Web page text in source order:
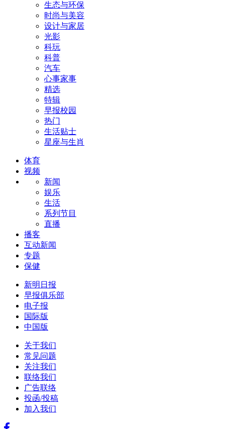
生态与环保
时尚与美容
设计与家居
光影
科玩
科普
汽车
心事家事
精选
特辑
早报校园
热门
生活贴士
星座与生肖
体育
视频
新闻
娱乐
生活
系列节目
直播
播客
互动新闻
专题
保健
新明日报
早报俱乐部
电子报
国际版
中国版
关于我们
常见问题
关注我们
联络我们
广告联络
投函/投稿
加入我们